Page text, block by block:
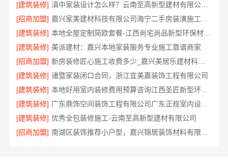
[建筑装修]
滇中家装设计怎么样？云南至高新型建材有限公司口碑佳
[招商加盟]
[建筑装修]
本地全屋定制简欧套餐-江西尚宅尚品新型环保材料有限公司
[建筑装修] 美派建材：嘉兴本地家装服务专业施工靠谱商家
[招商加盟]
新房装修匠心施工收费多少_嘉兴美居乐建材科技有限公司
[建筑装修] 诸暨家装闭口合同，浙江宜美嘉装饰工程有限公司
[建筑装修]
本地好用室内装修费用预算咨询江西圣匠新型环保材料有限公司
[建筑装修]
广东鼎饰空间装饰工程有限公司广东正规室内设计透明化施工
[建筑装修] 优秀全包装修施工-云南至高新型建材有限公司
[招商加盟]